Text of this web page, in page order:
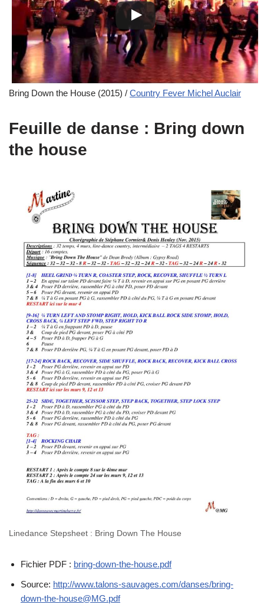
Bring Down the House (2015) / Country Fever Michel Auclair
Feuille de danse : Bring down
the house
Linedance Stepsheet : Bring Down The House
Fichier PDF : bring-down-the-house.pdf
Source: http://www.talons-sauvages.com/danses/bring-
down-the-house@MG.pdf